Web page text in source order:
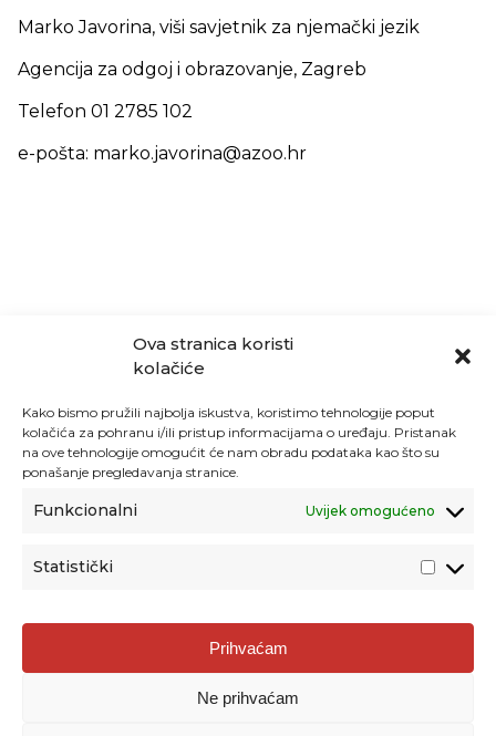
Ova stranica koristi
kolačiće
Kako bismo pružili najbolja iskustva, koristimo tehnologije poput
kolačića za pohranu i/ili pristup informacijama o uređaju. Pristanak
na ove tehnologije omogućit će nam obradu podataka kao što su
ponašanje pregledavanja stranice.
Funkcionalni Uvijek omogućeno
Statistički
Prihvaćam
Ne prihvaćam
Marko Javorina, viši savjetnik za njemački jezik
Agencija za odgoj i obrazovanje, Zagreb
Telefon 01 2785 102
e-pošta: marko.javorina@azoo.hr
Agencija za odgoj i obrazovanje
Donje Svetice 38, 10000 Zagreb
1778129